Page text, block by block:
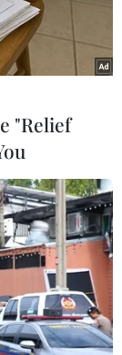
Đông. (Ảnh:
ty Cổ phần
"Relief